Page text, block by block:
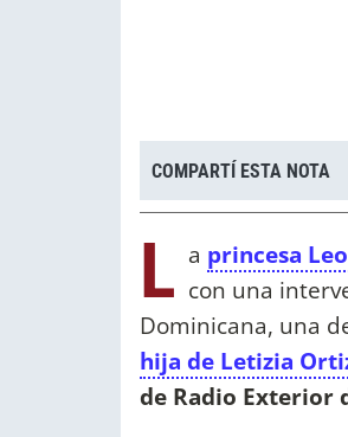
COMPARTÍ ESTA NOTA
L a princesa
con una
Dominicana, una
hija de Letizia
de Radio Exterior